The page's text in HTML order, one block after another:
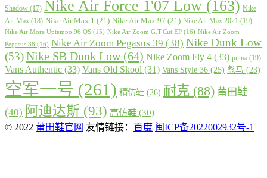
Shadow (17) Nike Air Force 1'07 Low (163) Nike
Air Max (18) Nike Air Max 1 (21) Nike Air Max 97 (21) Nike Air Max 2021 (19)
Nike Air More Uptempo 96 QS (15) Nike Air Zoom G.T.Cut EP (16) Nike Air Zoom
Pegasus 38 (16) Nike Air Zoom Pegasus 39 (38) Nike Dunk Low
(53)Nike SB Dunk Low(64) Nike Zoom Fly 4 (33) puma (19)
Vans Authentic (33) Vans Old Skool (31) Vans Style 36 (25) 彪马 (23)
空军一号 (261) 精仿鞋 (26) 耐克 (88) 莆田鞋
(40) 阿迪达斯 (93) 高仿鞋 (30)
© 2022 莆田鞋官网 友情链接： 百度 闽ICP备2022002932号-1